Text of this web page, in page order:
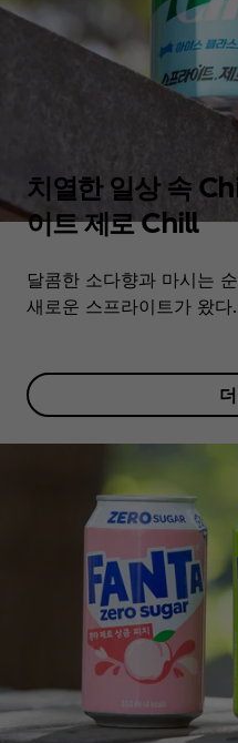
치열한 일상 속
이트 제로 Chill
달콤한 소다향과 마시는
새로운 스프라이트가 왔다.